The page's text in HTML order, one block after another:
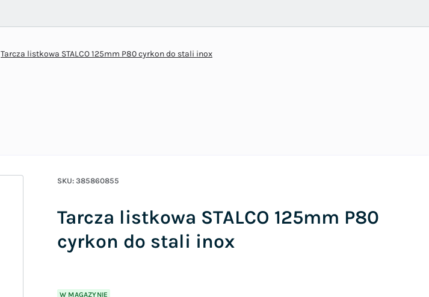
Tarcza listkowa STALCO 125mm P80 cyrkon do stali inox
SKU: 385860855
Tarcza listkowa STALCO 125mm P80
cyrkon do stali inox
W MAGAZYNIE